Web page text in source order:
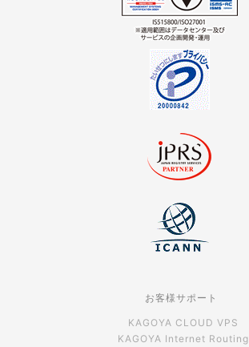
お客様サポート
KAGOYA CLOUD VPS
KAGOYA Internet Routing